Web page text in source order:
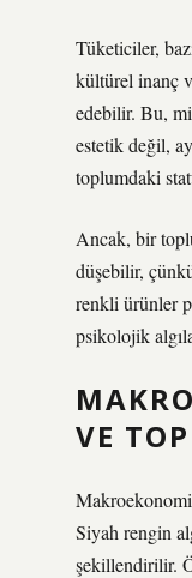
Tüketiciler,
kültürel inanç
edebilir. Bu,
estetik değil,
toplumdaki
Ancak, bir
düşebilir,
renkli ürünler
psikolojik
VE
Siyah rengin
şekillendirilir.